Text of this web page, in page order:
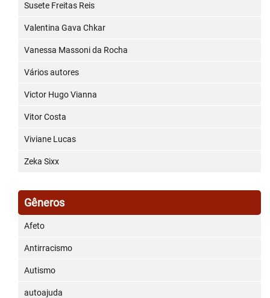
Susete Freitas Reis
Valentina Gava Chkar
Vanessa Massoni da Rocha
Vários autores
Victor Hugo Vianna
Vitor Costa
Viviane Lucas
Zeka Sixx
Gêneros
Afeto
Antirracismo
Autismo
autoajuda